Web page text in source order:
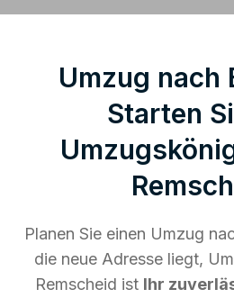
Umzug nach
Starten
Planen Sie einen Umzug
die neue Adresse liegt,
Remscheid ist Ihr